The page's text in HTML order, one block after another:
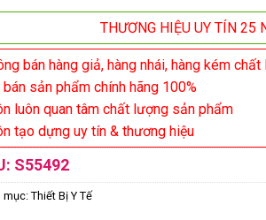
THƯƠNG HIỆU UY TÍN 25
bán hàng giả, hàng nhái, hàng kém
bán sản phẩm chính hãng 100%
luôn quan tâm chất lượng sản phẩm
tạo dựng uy tín & thương hiệu
S55492
mục:Thiết Bị Y Tế